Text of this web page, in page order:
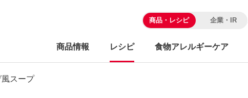
商品・レシピ 企業・IR
商品情報 レシピ 食物アレルギーケア
スープ